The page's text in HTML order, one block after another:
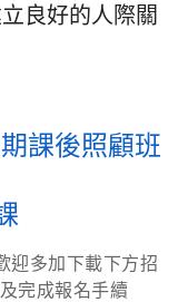
良好的人際關
課後照顧班
迎多加下載下方招
完成報名手續